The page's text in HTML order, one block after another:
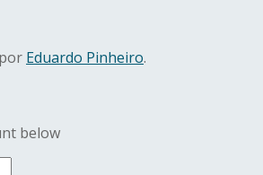
Eduardo Pinheiro.
below